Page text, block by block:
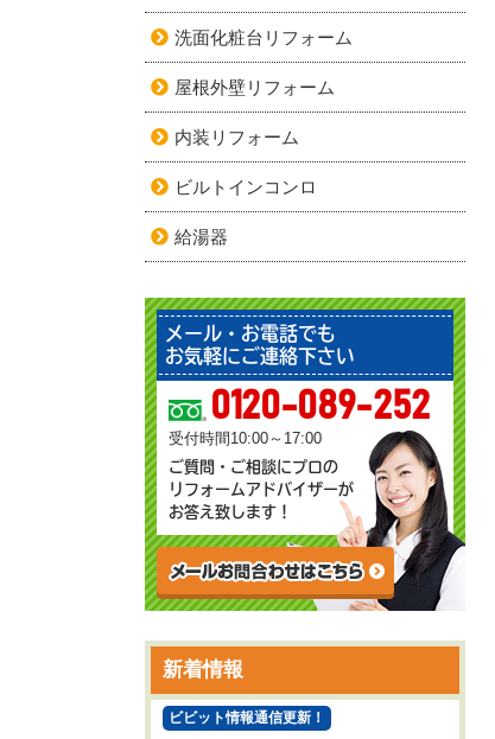
洗面化粧台リフォーム
屋根外壁リフォーム
内装リフォーム
ビルトインコンロ
給湯器
メール・お電話でも
お気軽にご連絡下さい
0120-089-252
受付時間10:00～17:00
ご質問・ご相談にプロの
リフォームアドバイザーが
お答え致します！
新着情報
ビビット情報通信更新！